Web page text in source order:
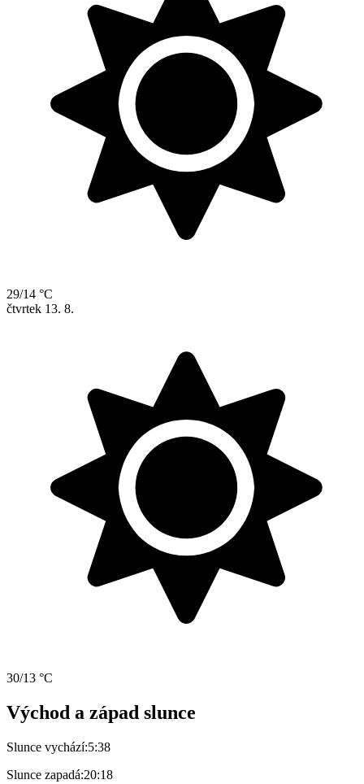
29/14 °C
čtvrtek 13. 8.
30/13 °C
Východ a západ slunce
Slunce vychází:5:38
Slunce zapadá:20:18